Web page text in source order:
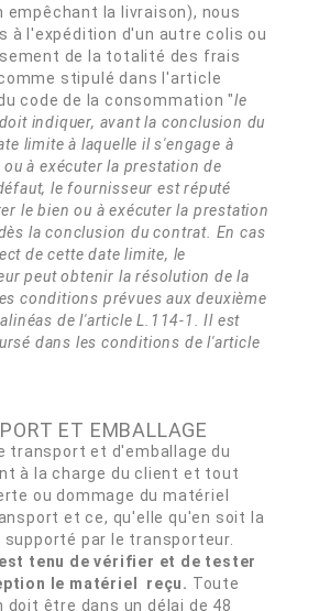
empêchant la livraison), nous
à l'expédition d'un autre colis ou
de la totalité des frais
stipulé dans l'article
du code de la consommation "le
indiquer, avant la conclusion du
limite à laquelle il s'engage à
à exécuter la prestation de
le fournisseur est réputé
le bien ou à exécuter la prestation
la conclusion du contrat. En cas
de cette date limite, le
peut obtenir la résolution de la
conditions prévues aux deuxième
de l'article L.114-1. Il est
dans les conditions de l'article
ET EMBALLAGE
transport et d'emballage du
à la charge du client et tout
ou dommage du matériel
et ce, qu'elle qu'en soit la
supporté par le transporteur.
tenu de vérifier et de tester
le matériel reçu. Toute
doit être dans un délai de 48